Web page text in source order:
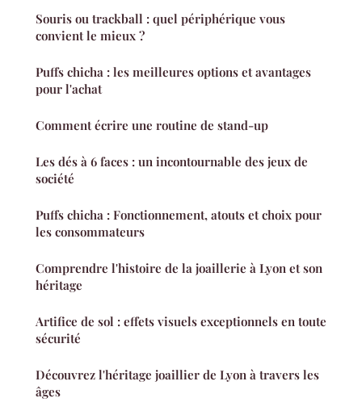
Souris ou trackball : quel périphérique vous
convient le mieux ?
Puffs chicha : les meilleures options et avantages
pour l'achat
Comment écrire une routine de stand-up
Les dés à 6 faces : un incontournable des jeux de
société
Puffs chicha : Fonctionnement, atouts et choix pour
les consommateurs
Comprendre l'histoire de la joaillerie à Lyon et son
héritage
Artifice de sol : effets visuels exceptionnels en toute
sécurité
Découvrez l'héritage joaillier de Lyon à travers les
âges